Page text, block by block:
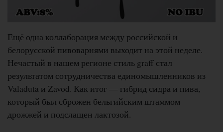
Ещё одна коллаборация между российской и
белорусской пивоварнями выходит на этой неделе.
Нечастый в нашем регионе стиль graff стал
результатом сотрудничества единомышленников из
Valaduta и Zavod. Как итог — гибрид сидра и пива,
который был сброжен бельгийским штаммом
дрожжей и подслащен лактозой.